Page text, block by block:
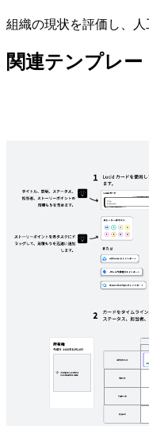
組織の現状を評価し、人
関連テンプレー